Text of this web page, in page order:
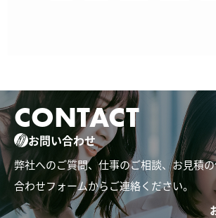
CONTACT
お問い合わせ
弊社へのご質問、仕事のご相談、お見積
合わせフォームからご連絡ください。